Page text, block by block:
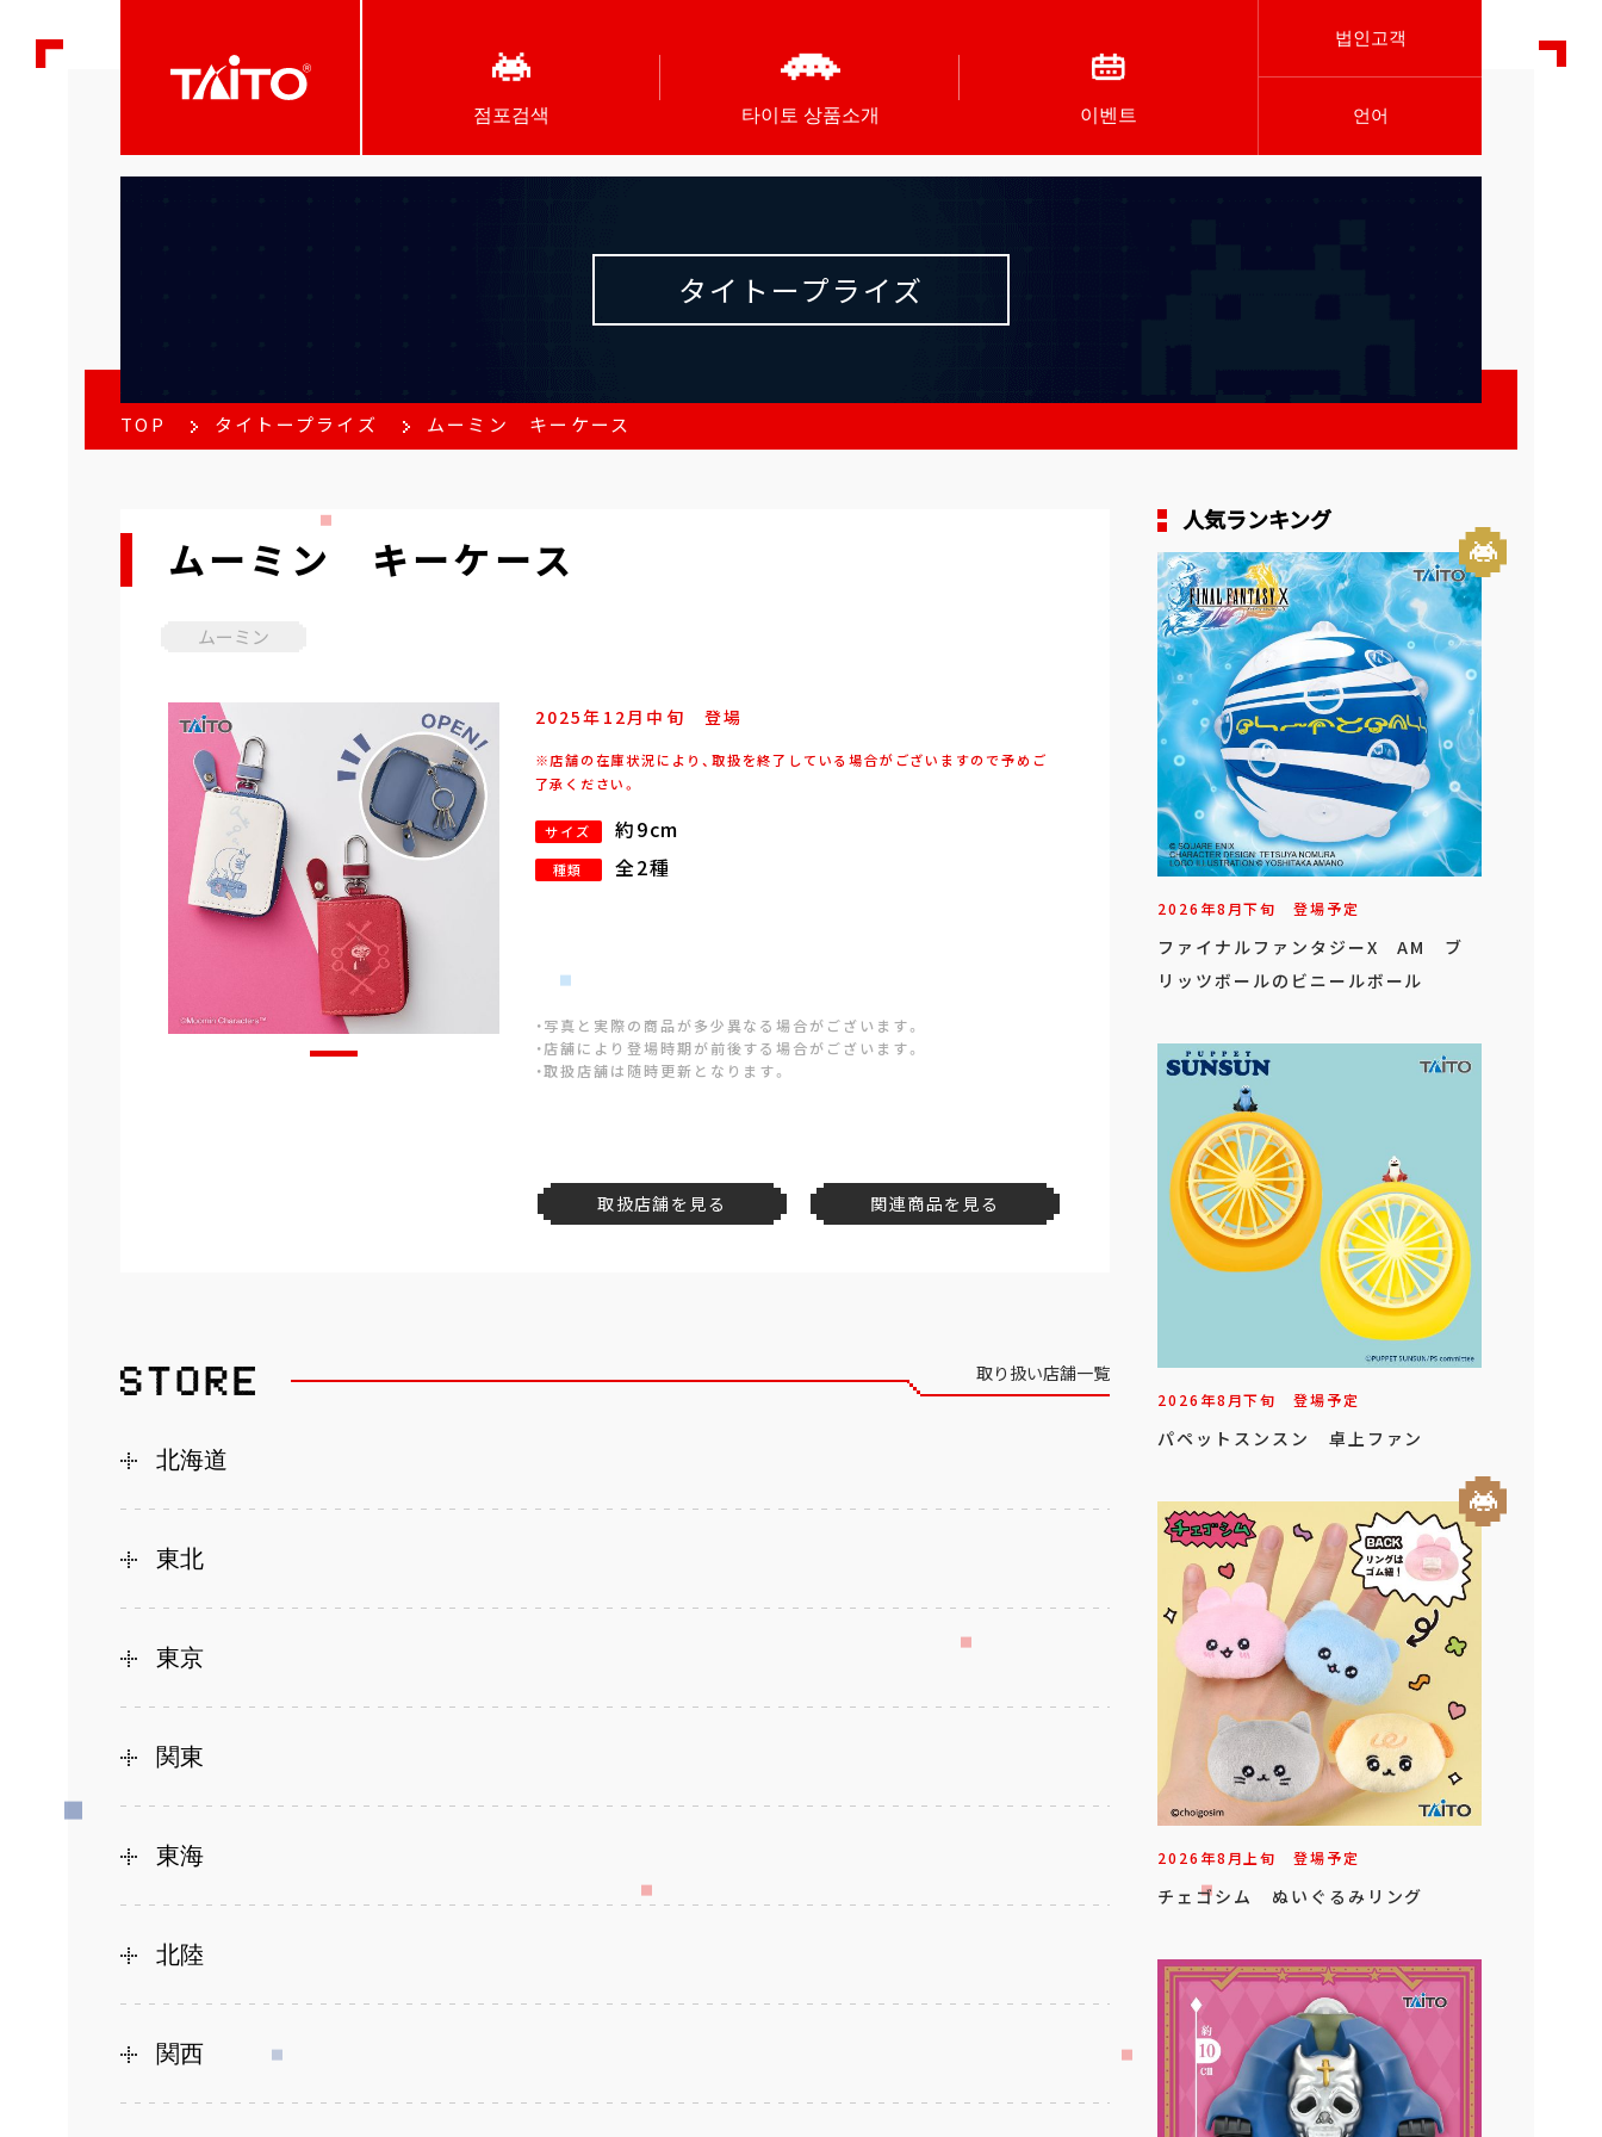
점포검색 타이토 상품소개 이벤트
법인고객
언어
タイトープライズ
TOP タイトープライズ ムーミン キーケース
ムーミン キーケース
ムーミン
2025年 12月 中旬 登場
※店舗の在庫状況により、取扱を終了している場合がございますので予めご
了承ください。
サイズ 約9cm
種類 全2種
・写真と実際の商品が多少異なる場合がございます。
・店舗により登場時期が前後する場合がございます。
・取扱店舗は随時更新となります。
取扱店舗を見る 関連商品を見る
取り扱い店舗一覧
北海道
東北
東京
関東
東海
北陸
関西
人気ランキング
2026年8月下旬 登場予定
ファイナルファンタジーX AM ブ
リッツボールのビニールボール
2026年8月下旬 登場予定
パペットスンスン 卓上ファン
2026年8月上旬 登場予定
チェゴシム ぬいぐるみリング